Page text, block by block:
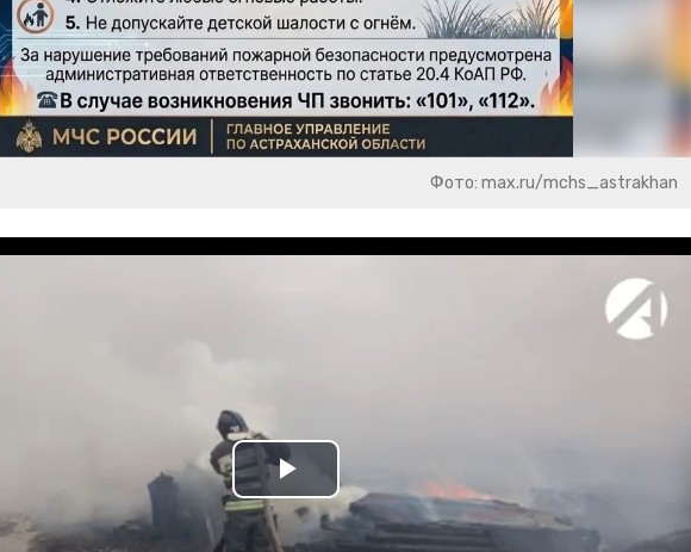
Фото: max.ru/mchs_astrakhan
Play